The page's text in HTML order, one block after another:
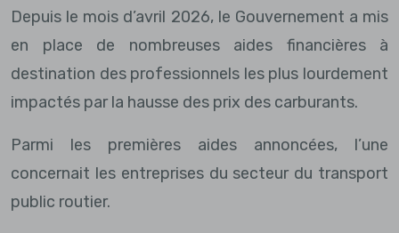
Depuis le mois d’avril 2026, le Gouvernement a mis
en place de nombreuses aides financières à
destination des professionnels les plus lourdement
impactés par la hausse des prix des carburants.
Parmi les premières aides annoncées, l’une
concernait les entreprises du secteur du transport
public routier.